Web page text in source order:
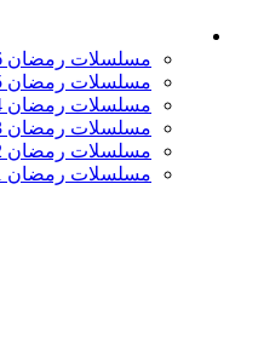
مسلسلات رمضان 2026
مسلسلات رمضان 2025
مسلسلات رمضان 2024
مسلسلات رمضان 2023
مسلسلات رمضان 2022
مسلسلات رمضان 2021